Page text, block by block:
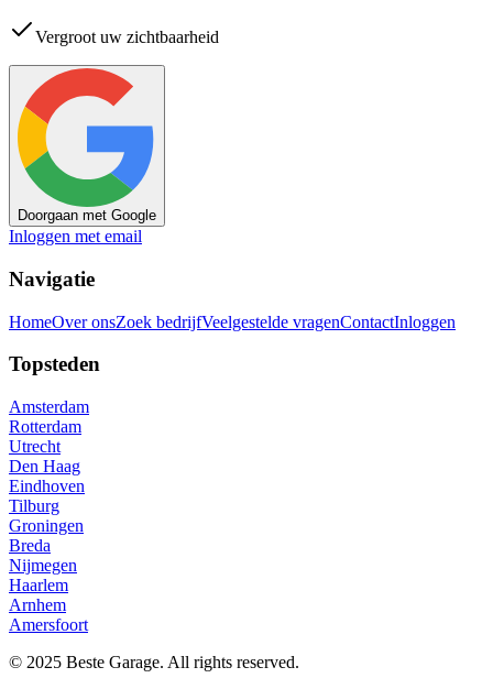
Vergroot uw zichtbaarheid
Doorgaan met Google
Inloggen met email
Navigatie
HomeOver onsZoek bedrijfVeelgestelde vragenContactInloggen
Topsteden
Amsterdam
Rotterdam
Utrecht
Den Haag
Eindhoven
Tilburg
Groningen
Breda
Nijmegen
Haarlem
Arnhem
Amersfoort
© 2025 Beste Garage. All rights reserved.